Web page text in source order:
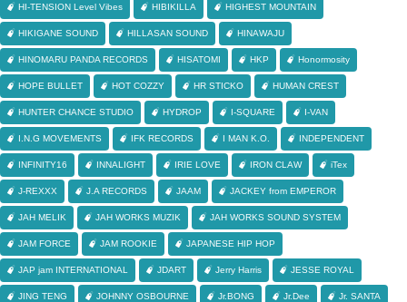
HI-TENSION Level Vibes HIBIKILLA HIGHEST MOUNTAIN
HIKIGANE SOUND HILLASAN SOUND HINAWAJU
HINOMARU PANDA RECORDS HISATOMI HKP Honormosity
HOPE BULLET HOT COZZY HR STICKO HUMAN CREST
HUNTER CHANCE STUDIO HYDROP I-SQUARE I-VAN
I.N.G MOVEMENTS IFK RECORDS I MAN K.O. INDEPENDENT
INFINITY16 INNALIGHT IRIE LOVE IRON CLAW iTex
J-REXXX J.A RECORDS JAAM JACKEY from EMPEROR
JAH MELIK JAH WORKS MUZIK JAH WORKS SOUND SYSTEM
JAM FORCE JAM ROOKIE JAPANESE HIP HOP
JAP jam INTERNATIONAL JDART Jerry Harris JESSE ROYAL
JING TENG JOHNNY OSBOURNE Jr.BONG Jr.Dee Jr. SANTA